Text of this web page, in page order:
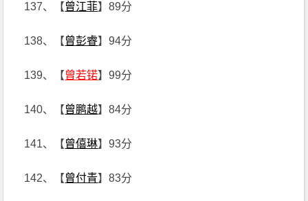
137、【曾江菲】89分
138、【曾彭睿】94分
139、【曾若锘】99分
140、【曾鹏越】84分
141、【曾僖琳】93分
142、【曾付青】83分